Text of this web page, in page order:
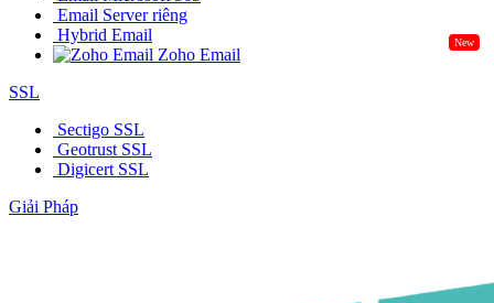
Email Server riêng
Hybrid Email
New
Zoho Email
SSL
Sectigo SSL
Geotrust SSL
Digicert SSL
Giải Pháp